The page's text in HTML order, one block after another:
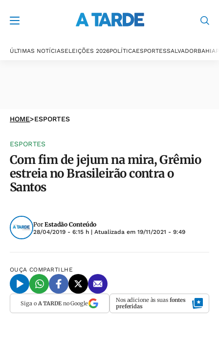
ÚLTIMAS NOTÍCIASELEIÇÕES 2026POLÍTICAESPORTESSALVADORBAHIA
HOME>ESPORTES
ESPORTES
Com fim de jejum na mira, Grêmio
estreia no Brasileirão contra o
Santos
Por Estadão Conteúdo
28/04/2019 - 6:15 h | Atualizada em 19/11/2021 - 9:49
OUÇA COMPARTILHE
Siga o A TARDEno Google Nos adicione às suas fontes
preferidas